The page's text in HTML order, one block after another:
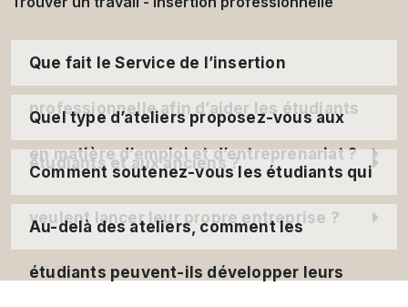
Que fait le Service de l’insertion
professionnelle afin d’aider les étudiants
en matière d’emploi et d’entreprenariat ?
Quel type d’ateliers proposez-vous aux
étudiants et aux anciens ?
Comment soutenez-vous les étudiants qui
veulent lancer leur propre entreprise ?
Au-delà des ateliers, comment les
étudiants peuvent-ils développer leurs